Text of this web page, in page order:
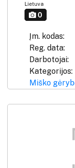
Lietuva
0
Įm. kodas:
Reg. data:
Darbotojai:
Kategorijos:
Miško